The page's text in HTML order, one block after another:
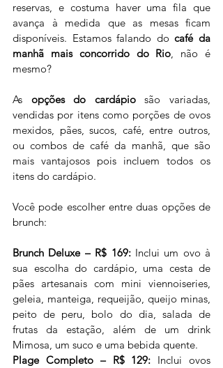
reservas, e costuma haver uma fila que
avança à medida que as mesas ficam
disponíveis. Estamos falando do café da
manhã mais concorrido do Rio, não é
mesmo?
As opções do cardápio são variadas,
vendidas por itens como porções de ovos
mexidos, pães, sucos, café, entre outros,
ou combos de café da manhã, que são
mais vantajosos pois incluem todos os
itens do cardápio.
Você pode escolher entre duas opções de
brunch:
Brunch Deluxe – R$ 169: Inclui um ovo à
sua escolha do cardápio, uma cesta de
pães artesanais com mini viennoiseries,
geleia, manteiga, requeijão, queijo minas,
peito de peru, bolo do dia, salada de
frutas da estação, além de um drink
Mimosa, um suco e uma bebida quente.
Plage Completo – R$ 129: Inclui ovos